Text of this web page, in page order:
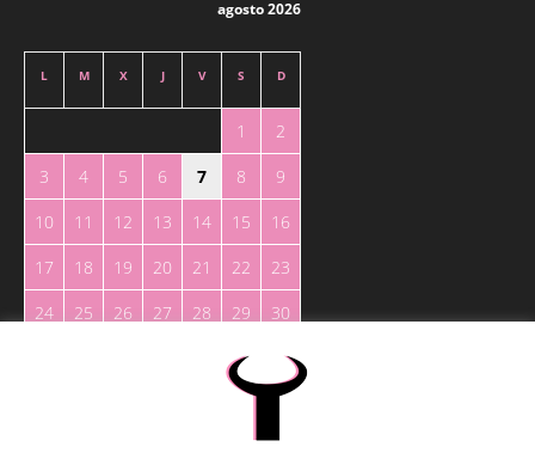
agosto 2026
L M X J V S D
1
2
3
4 5 6 7 8
9
10
11 12 13 14 15
16
17
18 19 20 21 22
23
24
25 26 27 28 29
30